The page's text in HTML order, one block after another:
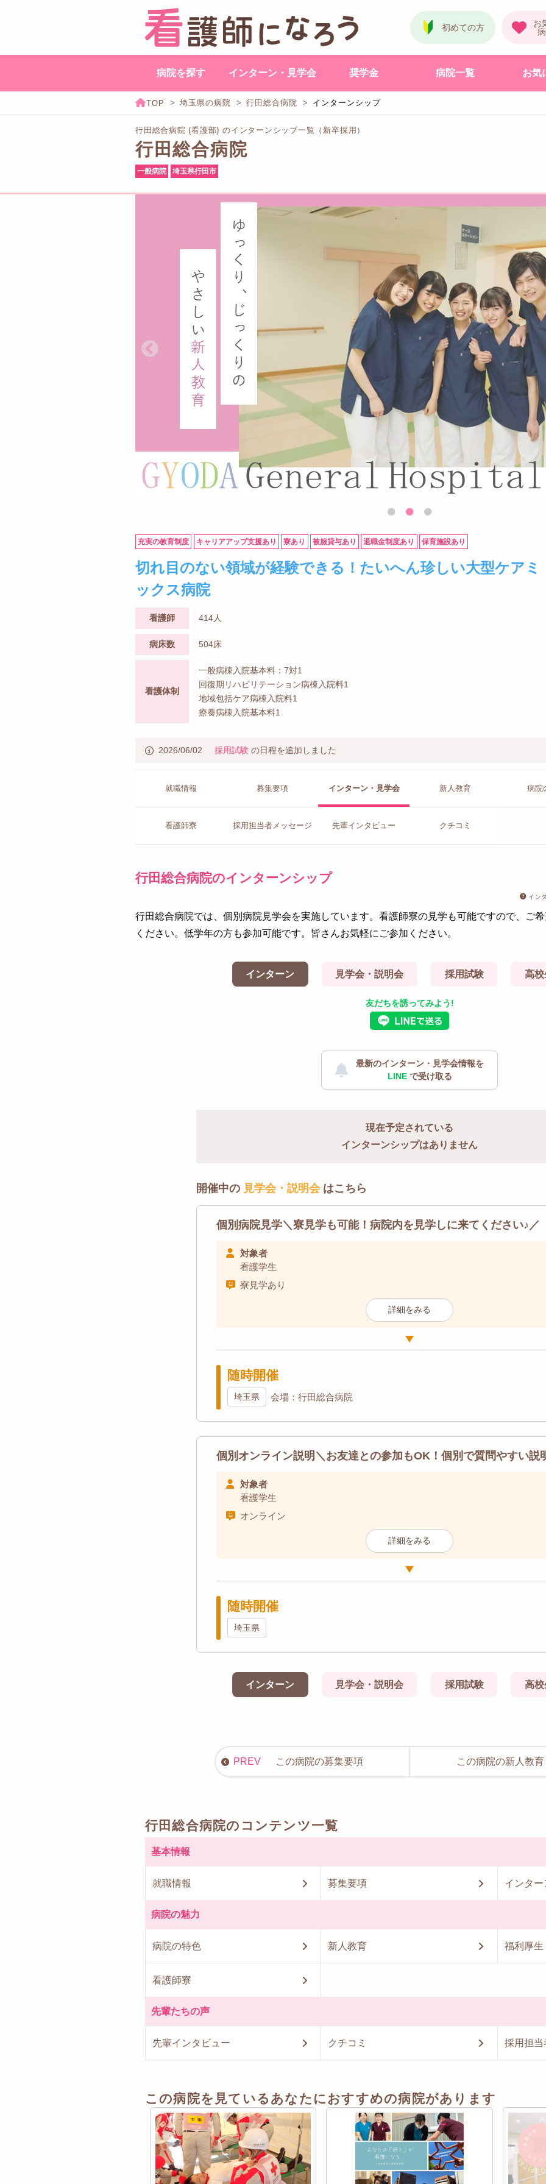
病院を探す インターン・見学会 奨学金 病院一覧 お気
埼玉県の病院 行田総合病院 インターンシップ
行田総合病院 (看護部) のインターンシップ一覧（新卒採用）
行田総合病院
一般病院 埼玉県行田市
充実の教育制度 キャリアアップ支援あり 寮あり 被服貸与あり 退職金制度あり 保育施設あり
切れ目のない領域が経験できる！たいへん珍しい大型ケアミ
ックス病院
看護師 414人
病床数 504床
看護体制
一般病棟入院基本料：7対1
回復期リハビリテーション病棟入院料1
地域包括ケア病棟入院料1
療養病棟入院基本料1
2026/06/02 採用試験 の日程を追加しました
就職情報 募集要項 インターン・見学会 新人教育 病院
看護師寮 採用担当者メッセージ 先輩イン タビュー クチコミ
行田総合病院のインターンシップ
イン
行田総合病院では、個別病院見学会を実施しています。看護師寮の見学も可能ですので、ご
ください。低学年の方も参加可能です。皆さんお気軽にご参加ください。
インターン 見学会・説明会 採用試験 高
友だちを誘ってみよう!
最新のインターン・見学会情報を
LINE で受け取る
現在予定されている
インターンシップはありません
開催中の 見学会・説明会はこちら
個別病院見学＼寮見学も可能！病院内を見学しに来てください♪／
対象者
看護学生
寮見学あり
詳細をみる
随時開催
埼玉県 会場：行田総合病院
個別オンライン説明＼お友達との参加もOK！個別で質問やすい説
対象者
看護学生
オンライン
詳細をみる
随時開催
埼玉県
インターン 見学会・説明会 採用試験 高
この病院の募集要項 この病院の新人教育
行田総合病院のコンテンツ一覧
基本情報
就職情報 募集要項 インタ
病院の魅力
病院の特色 新人教育 福利厚生
看護師寮
先輩たちの声
先輩インタビュー クチコミ 採用担当
この病院を見ているあなたにおすすめの病院があります